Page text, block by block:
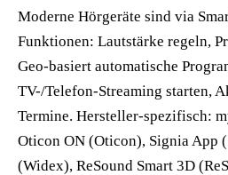
Moderne Hörgeräte sind via
Funktionen: Lautstärke regeln,
Geo-basiert automatische
TV-/Telefon-Streaming starten,
Termine. Hersteller-spezifisch:
Oticon ON (Oticon), Signia App
(Widex), ReSound Smart 3D